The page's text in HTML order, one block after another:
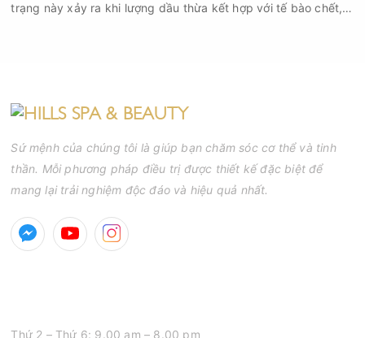
trạng này xảy ra khi lượng dầu thừa kết hợp với tế bào chết,
Sứ mệnh của chúng tôi là giúp bạn chăm sóc cơ thể và tinh
thần. Mỗi phương pháp điều trị được thiết kế đặc biệt để
mang lại trải nghiệm độc đáo và hiệu quả nhất.
Thứ 2 – Thứ 6: 9.00 am – 8.00 pm